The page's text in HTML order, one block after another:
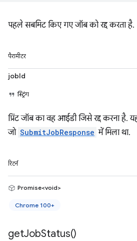
पहले सबमिट किए गए जॉब को रद्द करता है.
पैरामीटर
jobId
स्ट्रिंग
प्रिंट जॉब का वह आईडी जिसे रद्द करना है.
जो SubmitJobResponse में मिला था.
रिटर्न
Promise<void>
Chrome 100+
getJobStatus()